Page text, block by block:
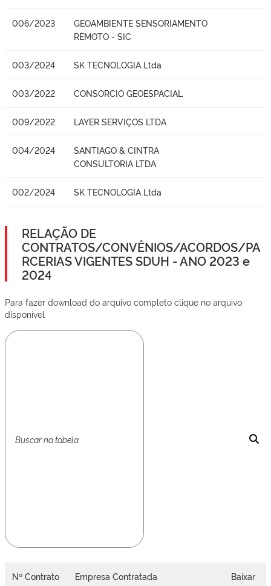
006/2023
GEOAMBIENTE SENSORIAMENTO
REMOTO - SIC
003/2024 SK TECNOLOGIA Ltda
003/2022 CONSORCIO GEOESPACIAL
009/2022 LAYER SERVIÇOS LTDA
004/2024
SANTIAGO & CINTRA
CONSULTORIA LTDA
002/2024 SK TECNOLOGIA Ltda
RELAÇÃO DE
CONTRATOS/CONVÊNIOS/ACORDOS/PA
RCERIAS VIGENTES SDUH - ANO 2023 e
2024
Para fazer download do arquivo completo clique no arquivo
disponível
Nº Contrato Empresa Contratada Baixar